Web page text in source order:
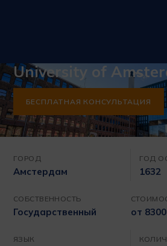
University of
БЕСПЛАТНАЯ КОНСУЛЬТАЦИЯ
ГОРОД
Амстердам
ГОД
1632
СОБСТВЕННОСТЬ
Государственный от
ЯЗЫК